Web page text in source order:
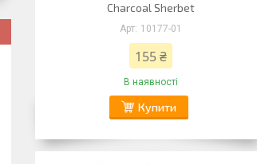
Charcoal Sherbet
10177-01
155 ₴
В наявності
Купити